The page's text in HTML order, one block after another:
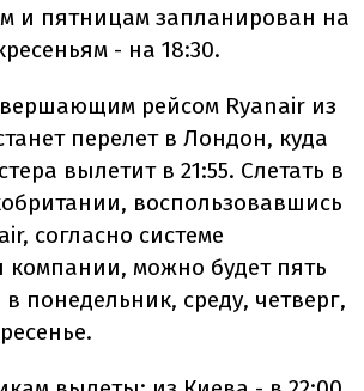
и пятницам запланирован на
- на 18:30.
рейсом Ryanair из
перелет в Лондон, куда
вылетит в 21:55. Слетать в
воспользовавшись
согласно системе
можно будет пять
понедельник, среду, четверг,